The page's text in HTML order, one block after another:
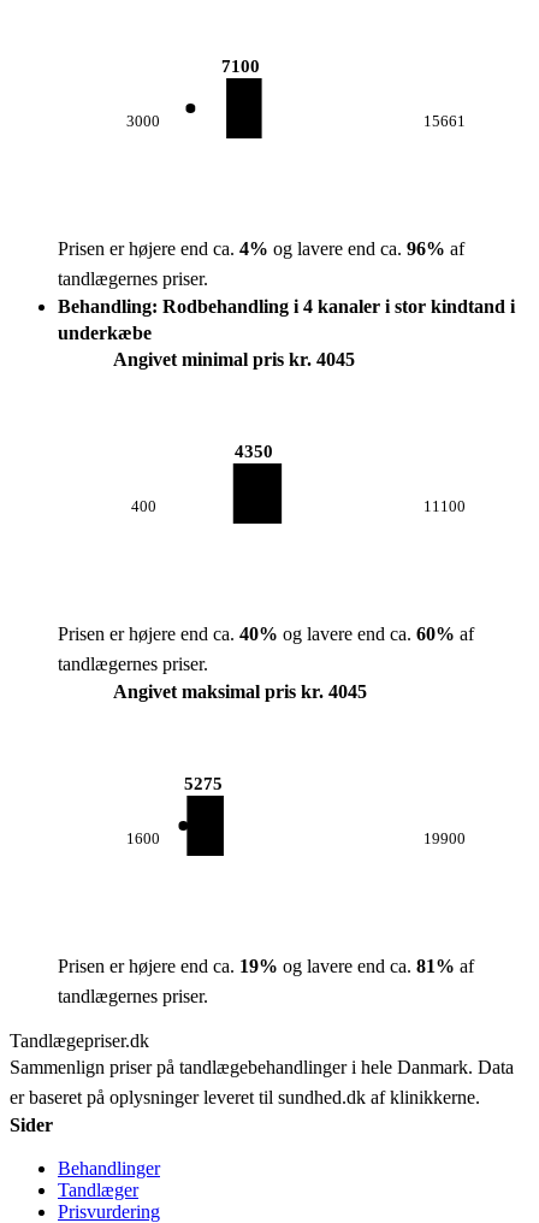
3000
7100
15661
Prisen er højere end ca. 4% og lavere end ca. 96% af
tandlægernes priser.
Behandling: Rodbehandling i 4 kanaler i stor kindtand i
underkæbe
Angivet minimal pris kr. 4045
400
4350
11100
Prisen er højere end ca. 40% og lavere end ca. 60% af
tandlægernes priser.
Angivet maksimal pris kr. 4045
1600
5275
19900
Prisen er højere end ca. 19% og lavere end ca. 81% af
tandlægernes priser.
Tandlægepriser.dk
Sammenlign priser på tandlægebehandlinger i hele Danmark. Data
er baseret på oplysninger leveret til sundhed.dk af klinikkerne.
Sider
Behandlinger
Tandlæger
Prisvurdering